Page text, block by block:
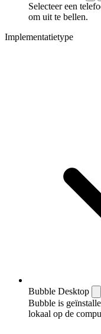
Selecteer een
om uit te bellen.
Implementatietype
Bubble Desktop
Bubble is
lokaal op de